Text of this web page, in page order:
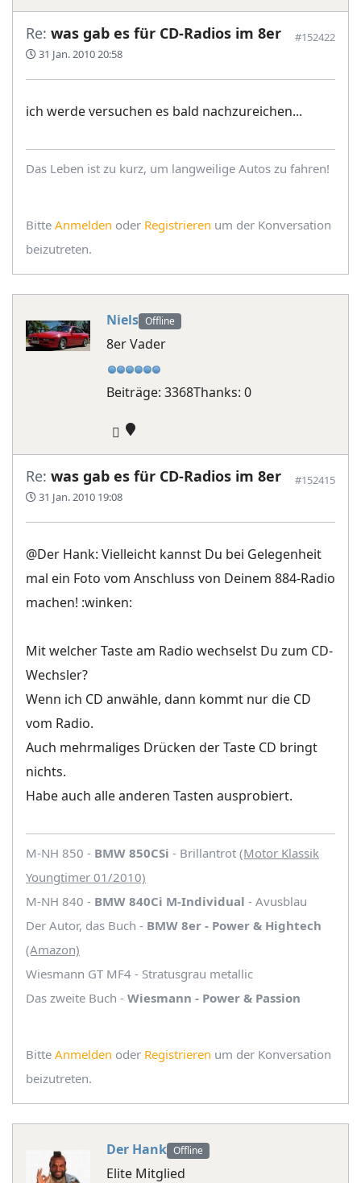
Re: was gab es für CD-Radios im 8er
31 Jan. 2010 20:58
#152422
ich werde versuchen es bald nachzureichen...
Das Leben ist zu kurz, um langweilige Autos zu fahren!
Bitte Anmelden oder Registrieren um der Konversation
beizutreten.
Niels Offline
8er Vader
Beiträge: 3368Thanks: 0
Re: was gab es für CD-Radios im 8er
31 Jan. 2010 19:08
#152415
@Der Hank: Vielleicht kannst Du bei Gelegenheit
mal ein Foto vom Anschluss von Deinem 884-Radio
machen! :winken:
Mit welcher Taste am Radio wechselst Du zum CD-
Wechsler?
Wenn ich CD anwähle, dann kommt nur die CD
vom Radio.
Auch mehrmaliges Drücken der Taste CD bringt
nichts.
Habe auch alle anderen Tasten ausprobiert.
M-NH 850 - BMW 850CSi - Brillantrot (Motor Klassik
Youngtimer 01/2010)
M-NH 840 - BMW 840Ci M-Individual - Avusblau
Der Autor, das Buch - BMW 8er - Power & Hightech
(Amazon)
Wiesmann GT MF4 - Stratusgrau metallic
Das zweite Buch - Wiesmann - Power & Passion
Bitte Anmelden oder Registrieren um der Konversation
beizutreten.
Der Hank Offline
Elite Mitglied